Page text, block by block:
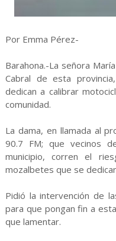
Por Emma Pérez-
Barahona.-La señora
Cabral de esta
dedican a calibrar
comunidad.
La dama, en llamada al
90.7 FM; que vecinos
municipio, corren el
mozalbetes que se
Pidió la intervención de
para que pongan fin a
que lamentar.